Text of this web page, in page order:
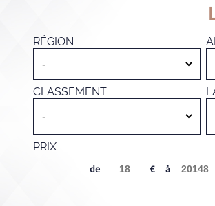
RÉGION
CLASSEMENT
PRIX
de à